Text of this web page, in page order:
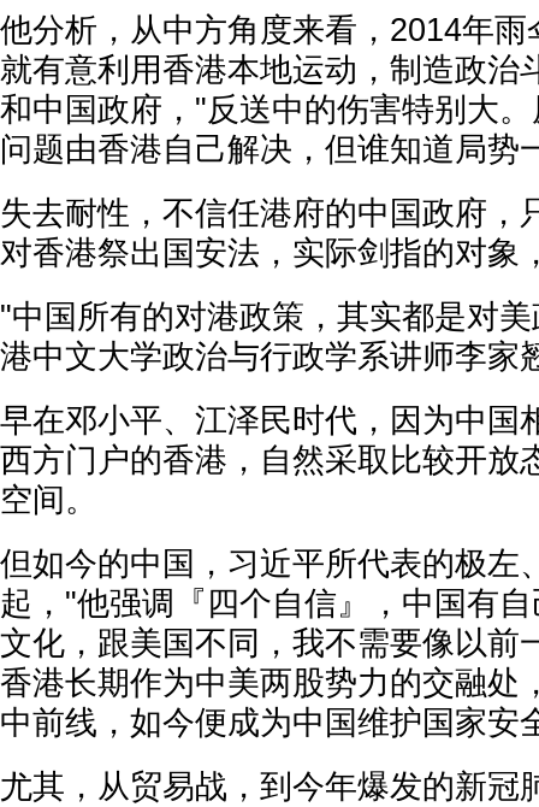
他分析，从中方角度来看，2014年
就有意利用香港本地运动，制造政治
和中国政府，"反送中的伤害特别大
问题由香港自己解决，但谁知道局势
失去耐性，不信任港府的中国政府，
对香港祭出国安法，实际剑指的对象
"中国所有的对港政策，其实都是对
港中文大学政治与行政学系讲师李家
早在邓小平、江泽民时代，因为中国
西方门户的香港，自然采取比较开放
空间。
但如今的中国，习近平所代表的极左
起，"他强调『四个自信』，中国有
文化，跟美国不同，我不需要像以前
香港长期作为中美两股势力的交融处
中前线，如今便成为中国维护国家安
尤其，从贸易战，到今年爆发的新冠